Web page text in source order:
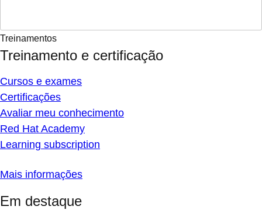
Treinamentos
Treinamento e certificação
Cursos e exames
Certificações
Avaliar meu conhecimento
Red Hat Academy
Learning subscription
Mais informações
Em destaque